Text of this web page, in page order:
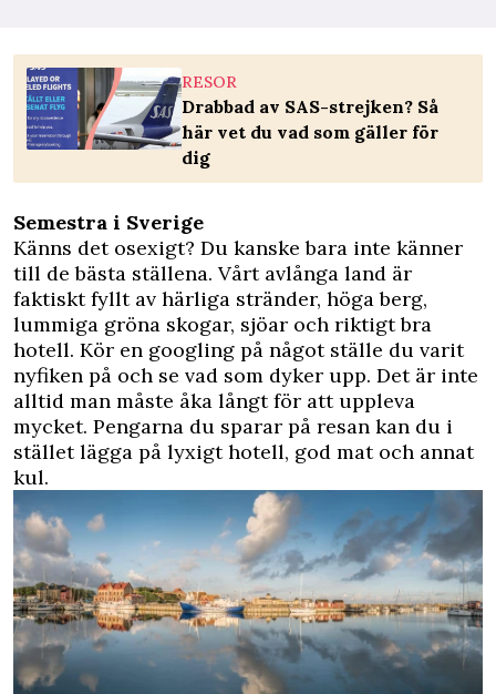
RESOR
Drabbad av SAS-strejken? Så
här vet du vad som gäller för
dig
Semestra i Sverige
Känns det osexigt? Du kanske bara inte känner
till de bästa ställena. Vårt avlånga land är
faktiskt fyllt av härliga stränder, höga berg,
lummiga gröna skogar, sjöar och riktigt bra
hotell. Kör en googling på något ställe du varit
nyfiken på och se vad som dyker upp. Det är inte
alltid man måste åka långt för att uppleva
mycket. Pengarna du sparar på resan kan du i
stället lägga på lyxigt hotell, god mat och annat
kul.